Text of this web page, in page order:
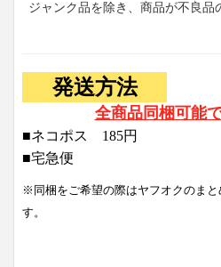
ジャンク品を除き、商品が不良
発送方法
全商品同梱可能
■ネコポス 185円
■宅急便
※同梱をご希望の際はヤフオクのまと
す。